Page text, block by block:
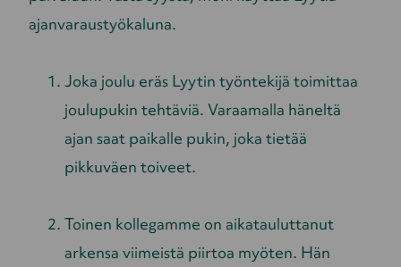
ajanvaraustyökaluna.
Joka joulu eräs Lyytin työntekijä toimittaa
joulupukin tehtäviä. Varaamalla häneltä
ajan saat paikalle pukin, joka tietää
pikkuväen toiveet.
Toinen kollegamme on aikatauluttanut
arkensa viimeistä piirtoa myöten. Hän